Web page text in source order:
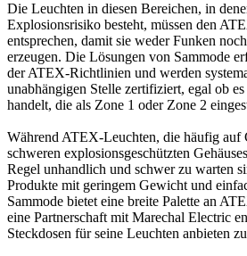
Die Leuchten in diesen Bereichen, in
Explosionsrisiko besteht, müssen den
entsprechen, damit sie weder Funken
erzeugen. Die Lösungen von Sammode
der ATEX-Richtlinien und werden
unabhängigen Stelle zertifiziert, egal ob
handelt, die als Zone 1 oder Zone 2
Während ATEX-Leuchten, die häufig auf
schweren explosionsgeschützten
Regel unhandlich und schwer zu warten
Produkte mit geringem Gewicht und
Sammode bietet eine breite Palette an
eine Partnerschaft mit Marechal Electric
Steckdosen für seine Leuchten anbieten